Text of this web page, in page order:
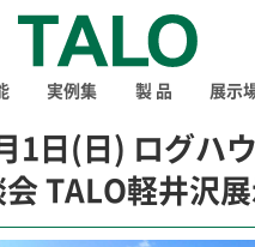
実例集 製 品 展示
1日(日) ログハ
TALO軽井沢